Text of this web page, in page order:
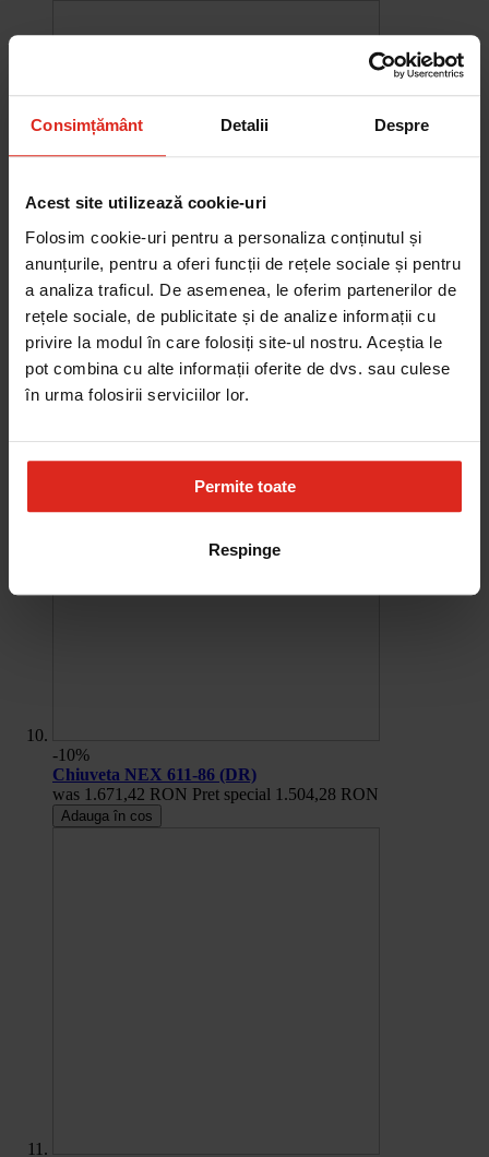
Consimțământ Detalii Despre
Acest site utilizează cookie-uri
Folosim cookie-uri pentru a personaliza conținutul și
anunțurile, pentru a oferi funcții de rețele sociale și pentru
a analiza traficul. De asemenea, le oferim partenerilor de
rețele sociale, de publicitate și de analize informații cu
privire la modul în care folosiți site-ul nostru. Aceștia le
pot combina cu alte informații oferite de dvs. sau culese
în urma folosirii serviciilor lor.
Permite toate
Respinge
-10%
Chiuveta Maris MRG 610-60
was 2.576,33 RON Pret special 2.318,70 RON
Adauga în cos
-10%
Chiuveta NEX 611-86 (DR)
was 1.671,42 RON Pret special 1.504,28 RON
Adauga în cos